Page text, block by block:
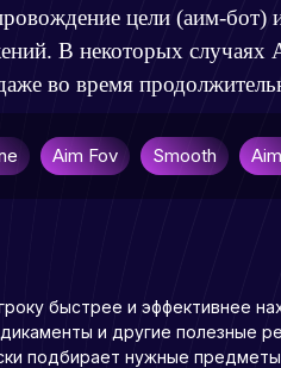
цели (аим-бот)
В некоторых случаях
во время
Aim Fov Smooth
быстрее и эффективнее
и другие полезные
подбирает нужные